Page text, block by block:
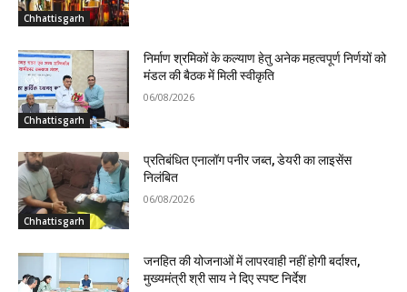
Chhattisgarh
Chhattisgarh
निर्माण श्रमिकों के कल्याण हेतु अनेक महत्वपूर्ण निर्णयों को
मंडल की बैठक में मिली स्वीकृति
06/08/2026
Chhattisgarh
प्रतिबंधित एनालॉग पनीर जब्त, डेयरी का लाइसेंस
निलंबित
06/08/2026
जनहित की योजनाओं में लापरवाही नहीं होगी बर्दाश्त,
मुख्यमंत्री श्री साय ने दिए स्पष्ट निर्देश